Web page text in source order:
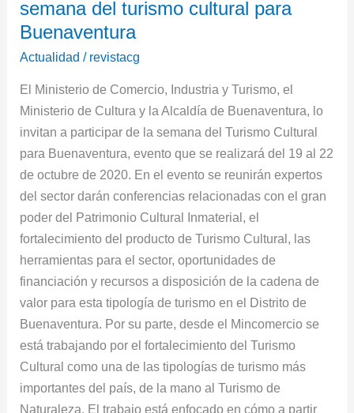
semana del turismo cultural para
Buenaventura
Actualidad / revistacg
El Ministerio de Comercio, Industria y Turismo, el
Ministerio de Cultura y la Alcaldía de Buenaventura, lo
invitan a participar de la semana del Turismo Cultural
para Buenaventura, evento que se realizará del 19 al 22
de octubre de 2020. En el evento se reunirán expertos
del sector darán conferencias relacionadas con el gran
poder del Patrimonio Cultural Inmaterial, el
fortalecimiento del producto de Turismo Cultural, las
herramientas para el sector, oportunidades de
financiación y recursos a disposición de la cadena de
valor para esta tipología de turismo en el Distrito de
Buenaventura. Por su parte, desde el Mincomercio se
está trabajando por el fortalecimiento del Turismo
Cultural como una de las tipologías de turismo más
importantes del país, de la mano al Turismo de
Naturaleza. El trabajo está enfocado en cómo a partir
22
de
celebra
la
semana
del
turismo
cultural
para
Buenaventura